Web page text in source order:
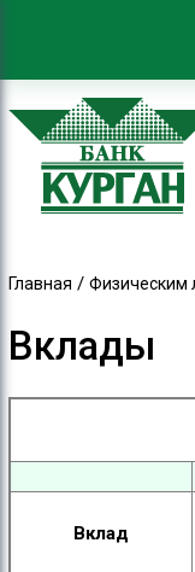
Главная / Физическим
Вклады
Вклад